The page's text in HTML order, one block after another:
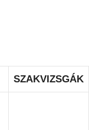
SZAKVIZSGÁK